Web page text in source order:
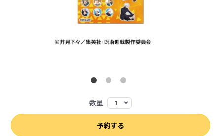
数量 1
予約する